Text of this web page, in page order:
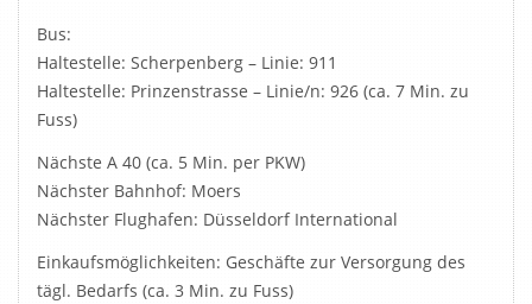
Bus:
Haltestelle: Scherpenberg – Linie: 911
Haltestelle: Prinzenstrasse – Linie/n: 926 (ca. 7 Min. zu
Fuss)
Nächste A 40 (ca. 5 Min. per PKW)
Nächster Bahnhof: Moers
Nächster Flughafen: Düsseldorf International
Einkaufsmöglichkeiten: Geschäfte zur Versorgung des
tägl. Bedarfs (ca. 3 Min. zu Fuss)